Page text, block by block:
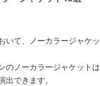
いて、ノーカラージャケ
のノーカラージャケット
できます。